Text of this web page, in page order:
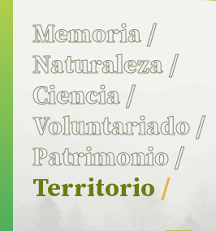
Memoria /
Naturaleza /
Ciencia/
Voluntariado /
Patrimonio/
Territorio /